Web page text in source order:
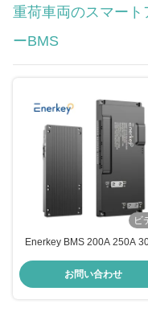
重荷車両のスマー
ーBMS
ビ
Enerkey BMS 200A 250A
BMS バランス電流 8A連続電
15A-300A Lifepo4 リチウム
お問い合わせ